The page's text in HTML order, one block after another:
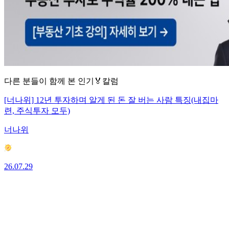
다른 분들이 함께 본 인기🏅칼럼
[너나위] 12년 투자하며 알게 된 돈 잘 버는 사람 특징(내집마
련, 주식투자 모두)
너나위
26.07.29